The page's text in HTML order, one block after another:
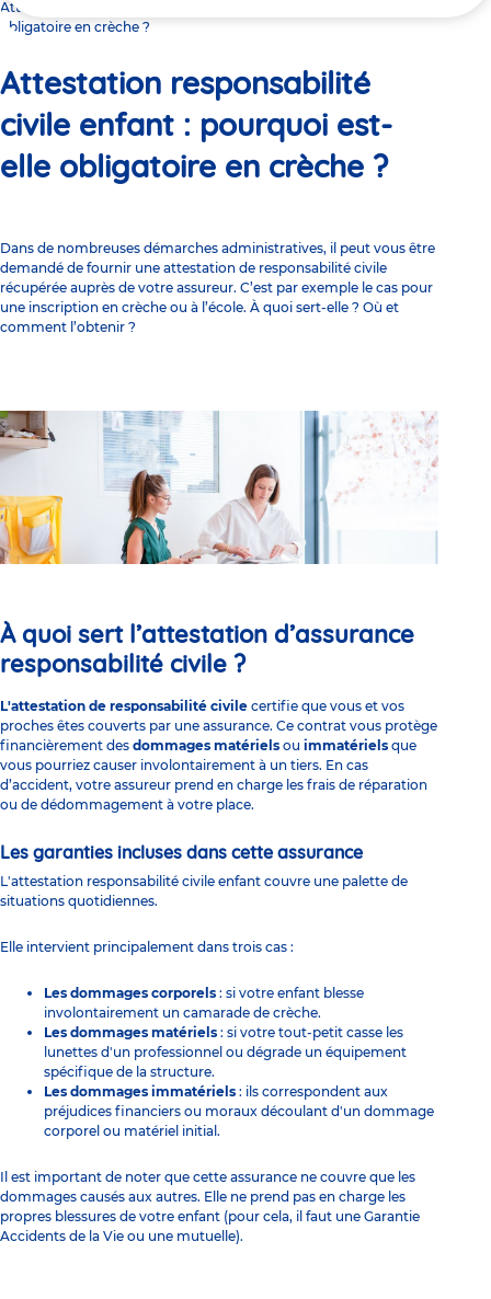
ici
Attestation responsabilité civile enfant : pourquoi est-elle
obligatoire en crèche ?
Attestation responsabilité
civile enfant : pourquoi est-
elle obligatoire en crèche ?
Dans de nombreuses démarches administratives, il peut vous être
demandé de fournir une attestation de responsabilité civile
récupérée auprès de votre assureur. C’est par exemple le cas pour
une inscription en crèche ou à l’école. À quoi sert-elle ? Où et
comment l’obtenir ?
À quoi sert l’attestation d’assurance
responsabilité civile ?
L'attestation de responsabilité civile certifie que vous et vos
proches êtes couverts par une assurance. Ce contrat vous protège
financièrement des dommages matériels ou immatériels que
vous pourriez causer involontairement à un tiers. En cas
d’accident, votre assureur prend en charge les frais de réparation
ou de dédommagement à votre place.
Les garanties incluses dans cette assurance
L'attestation responsabilité civile enfant couvre une palette de
situations quotidiennes.
Elle intervient principalement dans trois cas :
Les dommages corporels : si votre enfant blesse
involontairement un camarade de crèche.
Les dommages matériels : si votre tout-petit casse les
lunettes d'un professionnel ou dégrade un équipement
spécifique de la structure.
Les dommages immatériels : ils correspondent aux
préjudices financiers ou moraux découlant d'un dommage
corporel ou matériel initial.
Il est important de noter que cette assurance ne couvre que les
dommages causés aux autres. Elle ne prend pas en charge les
propres blessures de votre enfant (pour cela, il faut une Garantie
Accidents de la Vie ou une mutuelle).